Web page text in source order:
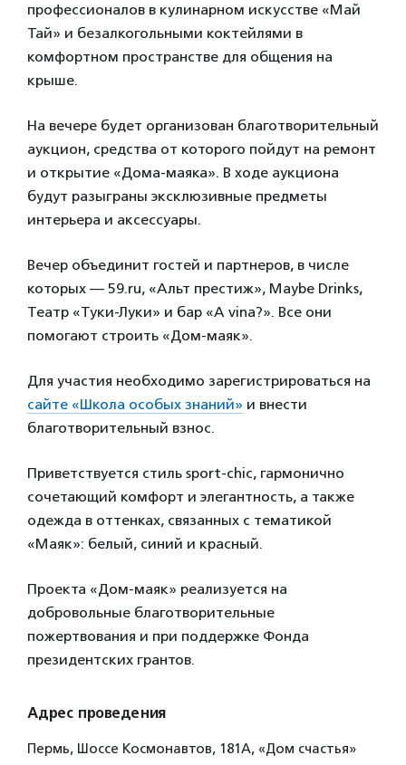
профессионалов в кулинарном искусстве «Май
Тай» и безалкогольными коктейлями в
комфортном пространстве для общения на
крыше.
На вечере будет организован благотворительный
аукцион, средства от которого пойдут на ремонт
и открытие «Дома-маяка». В ходе аукциона
будут разыграны эксклюзивные предметы
интерьера и аксессуары.
Вечер объединит гостей и партнеров, в числе
которых — 59.ru, «Альт престиж», Maybe Drinks,
Театр «Туки-Луки» и бар «A vina?». Все они
помогают строить «Дом-маяк».
Для участия необходимо зарегистрироваться на
сайте «Школа особых знаний» и внести
благотворительный взнос.
Приветствуется стиль sport-chic, гармонично
сочетающий комфорт и элегантность, а также
одежда в оттенках, связанных с тематикой
«Маяк»: белый, синий и красный.
Проекта «Дом-маяк» реализуется на
добровольные благотворительные
пожертвования и при поддержке Фонда
президентских грантов.
Адрес проведения
Пермь, Шоссе Космонавтов, 181А, «Дом счастья»